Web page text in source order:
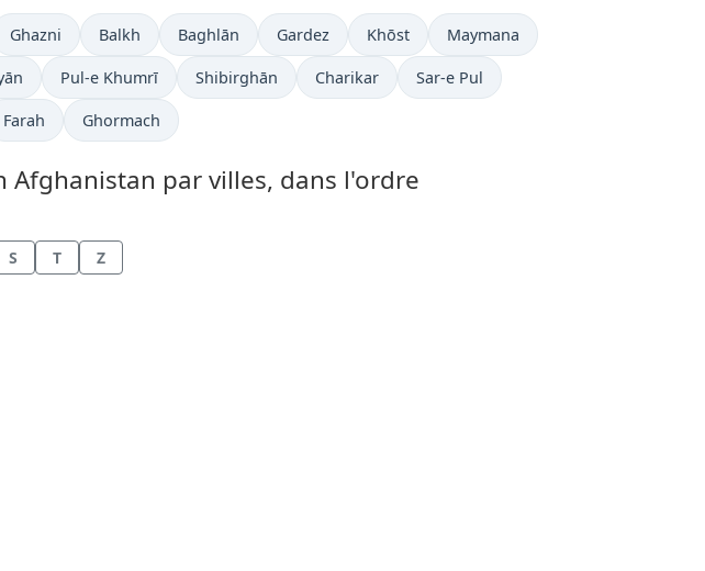
Ghazni Balkh Baghlān Gardez Khōst Maymana
Pul-e Khumrī Shibirghān Charikar Sar-e Pul
Farah Ghormach
Afghanistan par villes, dans l'ordre
S T Z